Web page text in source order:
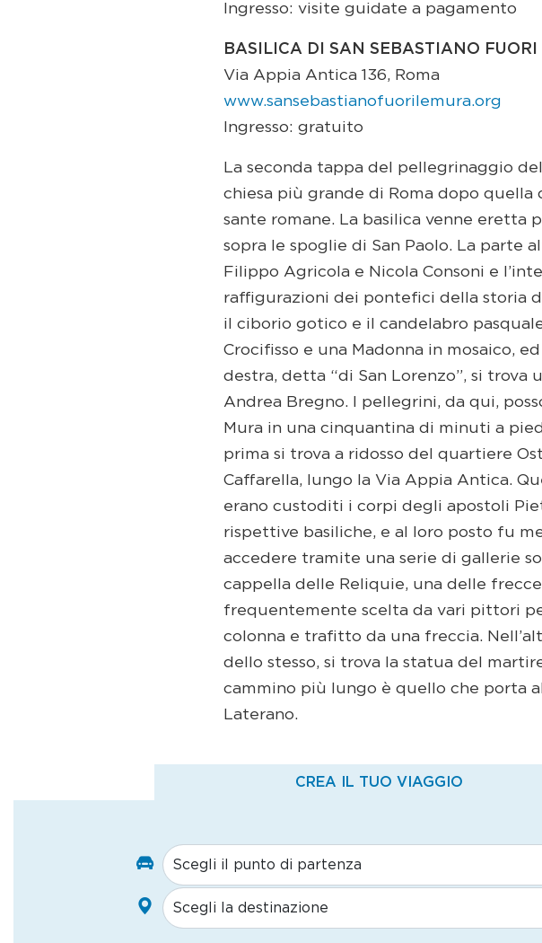
Ingresso: visite guidate a pagamento
BASILICA DI SAN SEBASTIANO FUORI
Via Appia Antica 136, Roma
www.sansebastianofuorilemura.org
Ingresso: gratuito
La seconda tappa del pellegrinaggio
chiesa più grande di Roma dopo
sante romane. La basilica venne eretta
sopra le spoglie di San Paolo. La parte
Filippo Agricola e Nicola Consoni e
raffigurazioni dei pontefici della storia
il ciborio gotico e il candelabro
Crocifisso e una Madonna in mosaico,
destra, detta “di San Lorenzo”, si
Andrea Bregno. I pellegrini, da qui,
Mura in una cinquantina di minuti a
prima si trova a ridosso del quartiere
Caffarella, lungo la Via Appia Antica.
erano custoditi i corpi degli apostoli
rispettive basiliche, e al loro posto fu
accedere tramite una serie di gallerie
cappella delle Reliquie, una delle
frequentemente scelta da vari pittori
colonna e trafitto da una freccia.
dello stesso, si trova la statua del
cammino più lungo è quello che porta
Laterano.